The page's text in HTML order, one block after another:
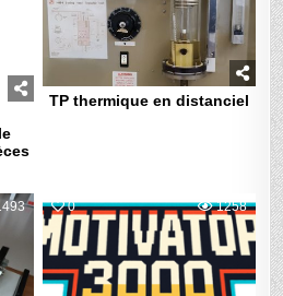
TP thermique en distanciel
0 1258